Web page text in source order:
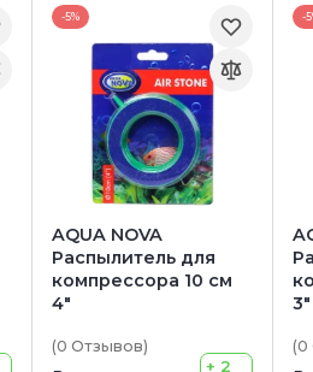
-5%
AQUA NOVA
Распылитель для
компрессора 10 см
4"
(0 Отзывов)
+ 2
-
3"
(0